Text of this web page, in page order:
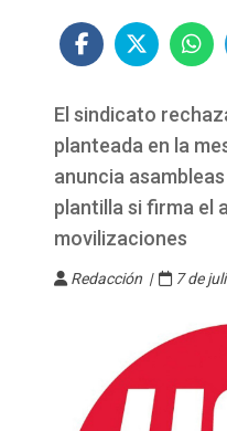
El sindicato
planteada en la
anuncia
plantilla si firma el
movilizaciones
Redacción | 7 de